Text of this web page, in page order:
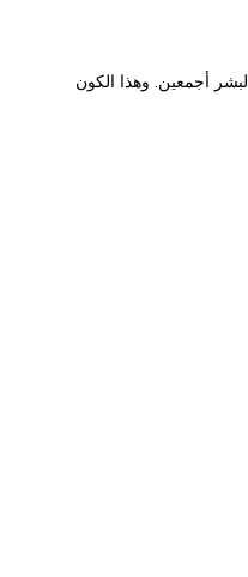
ومن ثم إلى البشر أجمعين. وهذا الكون